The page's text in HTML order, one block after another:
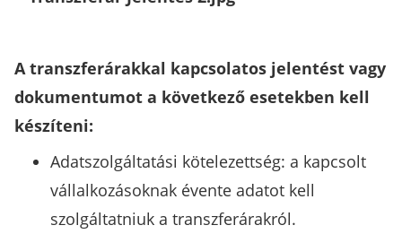
A transzferárakkal kapcsolatos jelentést vagy
dokumentumot a következő esetekben kell
készíteni:
Adatszolgáltatási kötelezettség: a kapcsolt
vállalkozásoknak évente adatot kell
szolgáltatniuk a transzferárakról.